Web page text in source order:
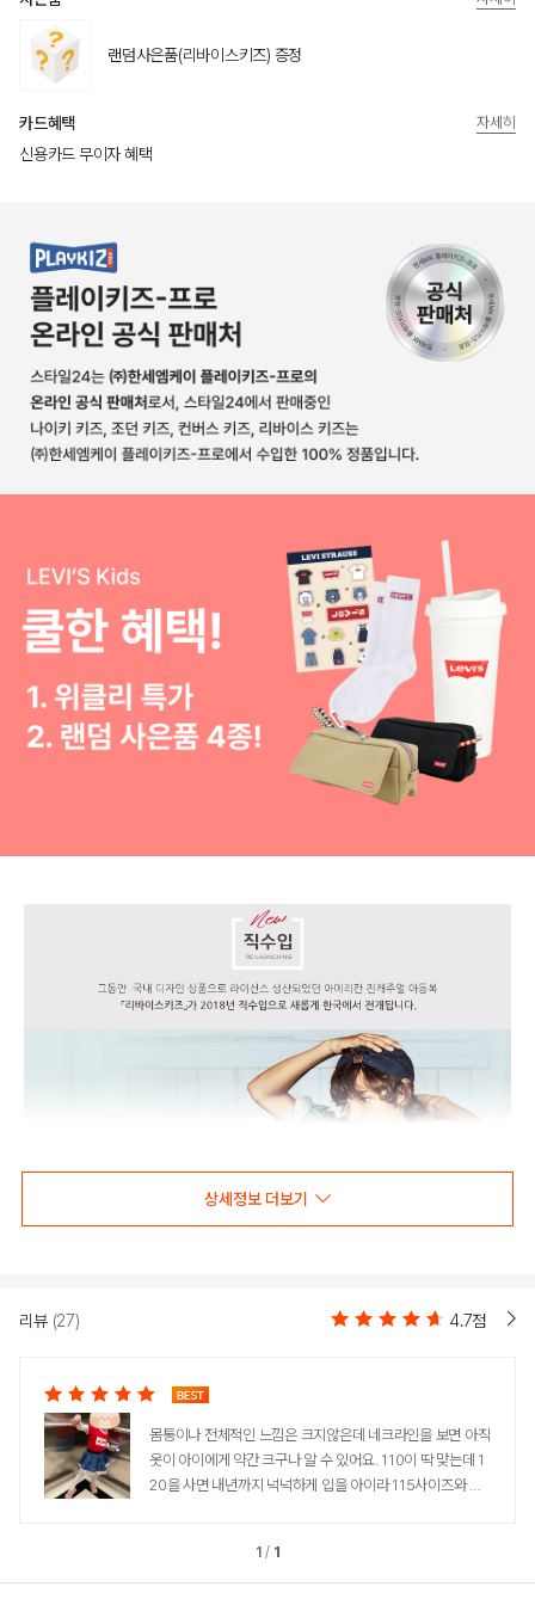
랜덤사은품(리바이스키즈) 증정
카드혜택
신용카드 무이자 혜택
자세히
상세정보 더보기
리뷰 (27) 4.7점
몸통이나 전체적인 느낌은 크지않은데 네크라인을 보면 아직
옷이 아이에게 약간 크구나 알 수 있어요. 110이 딱 맞는데 1
20을 사면 내년까지 넉넉하게 입을 아이라 115사이즈와 고
려보이네요. 마침 뉴진스가 리바이스 모델이 되어서 트렌디
하다는 기분까지 낼 수 있습니다.
1 / 1